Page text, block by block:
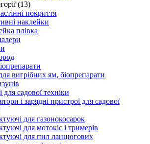
(13)
покриття
наклейки
плівка
вигрібних ям, біопрепарати
садової техніки
і зарядні пристрої для садової
для газонокосарок
для мотокіс і тримерів
для пил ланцюгових